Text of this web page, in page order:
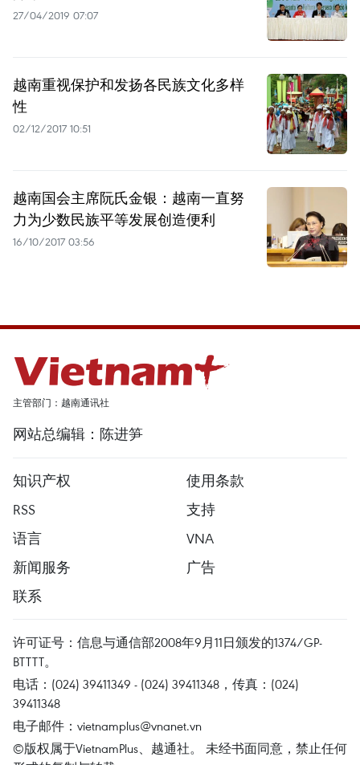
27/04/2019 07:07
越南重视保护和发扬各民族文化多样
性
02/12/2017 10:51
越南国会主席阮氏金银：越南一直努
力为少数民族平等发展创造便利
16/10/2017 03:56
主管部门：越南通讯社
网站总编辑：陈进笋
知识产权
使用条款
RSS
支持
语言
VNA
新闻服务
广告
联系
许可证号：信息与通信部2008年9月11日颁发的1374/GP-
BTTTT。
电话：(024) 39411349 - (024) 39411348，传真：(024)
39411348
电子邮件： vietnamplus@vnanet.vn
©版权属于VietnamPlus、越通社。 未经书面同意，禁止任何